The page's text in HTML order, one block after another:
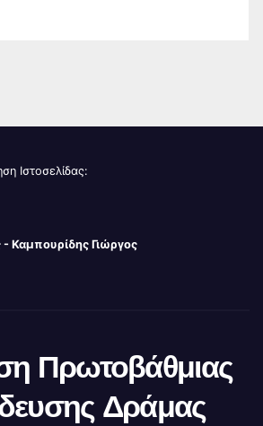
Ιστοσελίδας:
Καμπουρίδης Γιώργος
Πρωτοβάθμιας
Δράμας